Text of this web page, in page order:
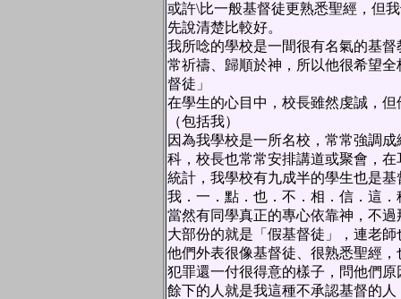
或許\比一般基督徒更熟悉聖經，但
先說清楚比較好。
我所唸的學校是一間很有名氣的基
常祈禱、歸順於神，所以他很希望
督徒」
在學生的心目中，校長雖然虔誠，
（包括我）
因為我學校是一所名校，常常強調
科，校長也常常安排講道或聚會，
統計，我學校有九成半的學生也是
我．一．點．也．不．相．信．這．
當然有同學真正的專心依靠神，不
大部份的就是「假基督徒」，連老
他們外表很像基督徒、很熟悉聖經
犯罪還一付很得意的樣子，問他們
餘下的人就是我這種不承認基督的